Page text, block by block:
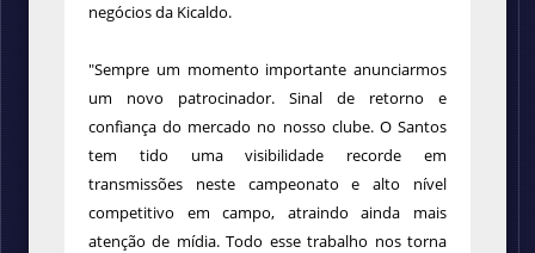
negócios da Kicaldo.
"Sempre um momento importante anunciarmos
um novo patrocinador. Sinal de retorno e
confiança do mercado no nosso clube. O Santos
tem tido uma visibilidade recorde em
transmissões neste campeonato e alto nível
competitivo em campo, atraindo ainda mais
atenção de mídia. Todo esse trabalho nos torna